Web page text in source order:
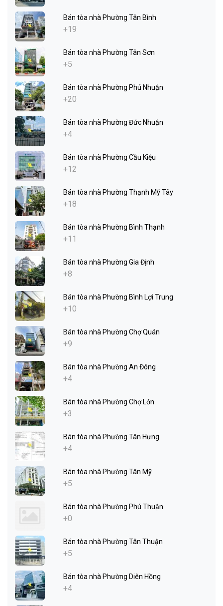
Bán tòa nhà Phường Tân Bình
+19
Bán tòa nhà Phường Tân Sơn
+5
Bán tòa nhà Phường Phú Nhuận
+20
Bán tòa nhà Phường Đức Nhuận
+4
Bán tòa nhà Phường Cầu Kiệu
+12
Bán tòa nhà Phường Thạnh Mỹ Tây
+18
Bán tòa nhà Phường Bình Thạnh
+11
Bán tòa nhà Phường Gia Định
+8
Bán tòa nhà Phường Bình Lợi Trung
+10
Bán tòa nhà Phường Chợ Quán
+9
Bán tòa nhà Phường An Đông
+4
Bán tòa nhà Phường Chợ Lớn
+3
Bán tòa nhà Phường Tân Hưng
+4
Bán tòa nhà Phường Tân Mỹ
+5
Bán tòa nhà Phường Phú Thuận
+0
Bán tòa nhà Phường Tân Thuận
+5
Bán tòa nhà Phường Diên Hồng
+4